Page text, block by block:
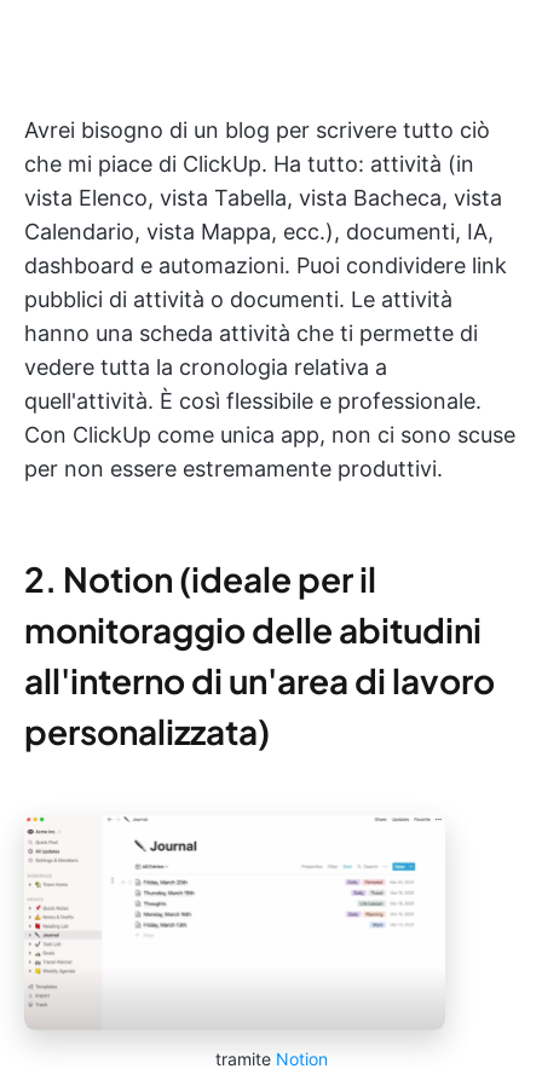
Avrei bisogno di un blog per scrivere tutto ciò
che mi piace di ClickUp. Ha tutto: attività (in
vista Elenco, vista Tabella, vista Bacheca, vista
Calendario, vista Mappa, ecc.), documenti, IA,
dashboard e automazioni. Puoi condividere link
pubblici di attività o documenti. Le attività
hanno una scheda attività che ti permette di
vedere tutta la cronologia relativa a
quell'attività. È così flessibile e professionale.
Con ClickUp come unica app, non ci sono scuse
per non essere estremamente produttivi.
2. Notion (ideale per il
monitoraggio delle abitudini
all'interno di un'area di lavoro
personalizzata)
tramite Notion